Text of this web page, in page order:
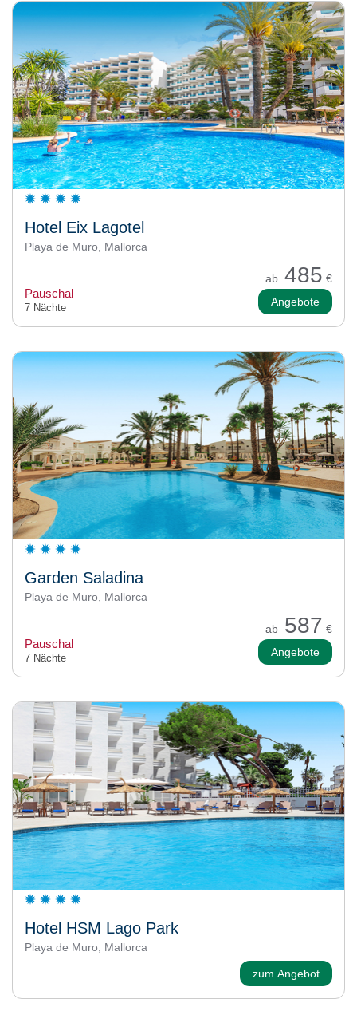
Hotel Eix Lagotel
Playa de Muro, Mallorca
ab 485 €
Pauschal
7 Nächte Angebote
Garden Saladina
Playa de Muro, Mallorca
ab 587 €
Pauschal
7 Nächte Angebote
Hotel HSM Lago Park
Playa de Muro, Mallorca
zum Angebot